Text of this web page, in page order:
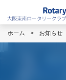
ホーム > お知らせ